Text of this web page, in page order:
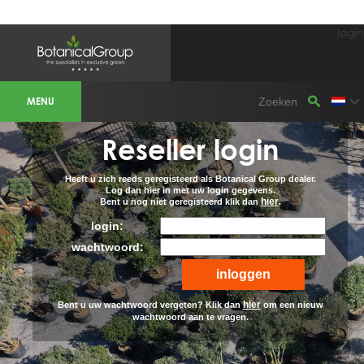
BOTANICALGROUP WERKGEBIEDEN &
WEBSITES
OLIJFBOOMSPECIALIST.NL
OLIJFBOOMSPECIALIST.BE
LESPECIALISTEDESOLIVIERS.FR
OLIVENBAUM.DE
DRZEWAOLIWNE.PL
OLIVETREESPECIALIST.COM
Bomen
BOMEN.NL
GROENBLIJVENDEBOMEN.NL
GROENBLIJVENDEBOMEN.BE
PALMBOMENSPECIALIST.NL
IMMERGRUENEBAEUME.DE
Botanicalgroup
BOTANICALGROUP.EU
BOTANICALGROUP.DE
BOTANICALGROUP.BE
login
MENU
Reseller login
Heeft u zich reeds geregisteerd als Botanical Group dealer.
Log dan hier in met uw login gegevens.
Bent u nog niet geregisteerd klik danhier.
login:
wachtwoord:
Bent u uw wachtwoord vergeten? Klik danhierom een nieuw
wachtwoord aan te vragen.